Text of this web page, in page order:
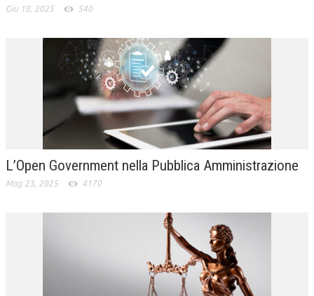
DIRITTO DEL LAVORO
DIRITTO DEL WEB
DIRITTO DELLE IMPRESE IN CRISI
CRIMINOLOGIA E CRIMINALISTICA
SICUREZZA SUL LAVORO
DIRITTO TRIBUTARIO
Giu 18, 2025 540
L’Open Government nella Pubblica Amministrazione
Mag 23, 2025 4170